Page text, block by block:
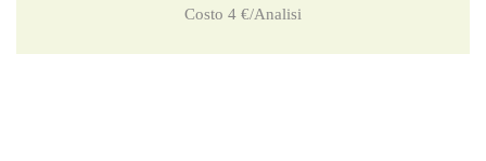
Costo 4 €/Analisi